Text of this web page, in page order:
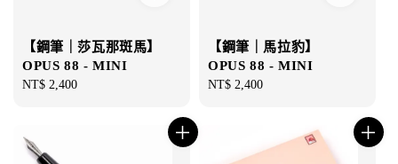
【鋼筆｜莎瓦那斑馬】
OPUS 88 - MINI
Regular
NT$ 2,400
【鋼筆｜馬拉豹】
OPUS 88 - MINI
Regular
NT$ 2,400